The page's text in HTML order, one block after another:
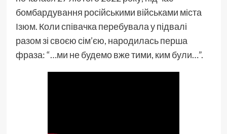
бомбардування російськими військами міста
Ізюм. Коли співачка перебувала у підвалі
разом зі своєю сім’єю, народилась перша
фраза: “…ми не будемо вже тими, ким були…”.